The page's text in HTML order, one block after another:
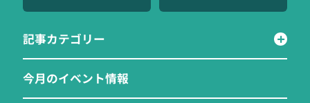
記事カテゴリー
今月のイベント情報